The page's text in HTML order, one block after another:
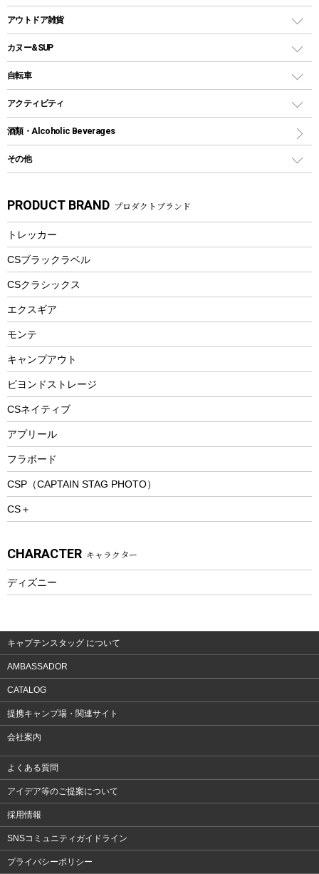
パラソル
テントアクセサリー
ペグ
グランドシート
ガイドロープ
ツール
鉄板、アミ
焚き火台&ストーブ
火起こし
バーベキューツール
クッカーセット
シェラカップ
クッキングツール
ナイフ
カトラリー
マグカップ、カップ
ステンレスボトル
フードボトル
トレー
ランチョンマット
ランチボックス
コップ付きタイプ
ワンタッチタイプ
プラスチックボトル
ディズニーボトル
クーラーバッグ
ウォータージャグ
保冷剤
アウトドアキャリー
アウトドア雑貨
バックパック&バッグ
リュック、バックパック
トートバッグ、サコッシュ
ショッピングキャリー
その他アウトドア雑貨
スプレー関係
ツール、他
カヌー&SUP
インフレータブル
カヤック
パドル
ヘルメット
エアーポンプ
アクセサリー
自転車
折りたたみ自転車
スポーツサイクル
シティサイクル
自転車ウェア
アクティビティ
マリン
ラッシュガード
パラソル
フローティングベスト
ヘルメット
エアーポンプ
ビーチテント
ウィンター
スノーシュー
防寒ウェア
トレッキング
トレッキングアクセサリー
プレイグッズ
ウェルネス
ウェア、タオル
ウェア
酒類・Alcoholic Beverages
その他
湯たんぽ
防災用品
PRODUCT BRAND プロダクトブランド
トレッカー
CSブラックラベル
CSクラシックス
エクスギア
モンテ
キャンプアウト
ビヨンドストレージ
CSネイティブ
アプリール
フラボード
CSP（CAPTAIN STAG PHOTO）
CS＋
CHARACTER キャラクター
ディズニー
キャプテンスタッグ について
AMBASSADOR
CATALOG
提携キャンプ場・関連サイト
会社案内
よくある質問
アイデア等のご提案について
採用情報
SNSコミュニティガイドライン
プライバシーポリシー